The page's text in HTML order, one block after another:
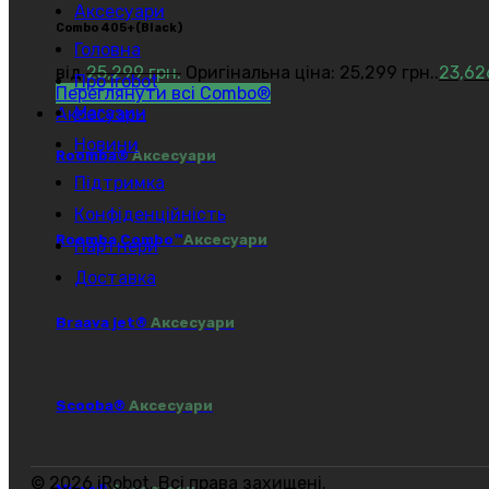
Сombo 405+(Black)
від25,299грн. Оригінальна ціна: 25,299 грн..
Переглянути всі Combo®
Аксесуари
Roomba®Аксесуари
Roomba Combo™Аксесуари
Braava jet® Аксесуари
Scooba® Аксесуари
Аксесуари
Головна
Про irobot
Магазин
Новини
Підтримка
Конфіденційність
Партнери
Доставка
© 2026 iRobot. Всі права захищені.